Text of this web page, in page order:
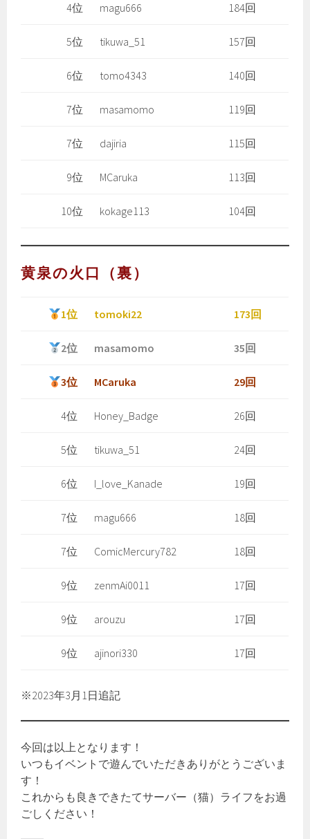
4位 magu666 184回
5位 tikuwa_51 157回
6位 tomo4343 140回
7位 masamomo 119回
7位 dajiria 115回
9位 MCaruka 113回
10位 kokage113 104回
黄泉の火口（裏）
1位 tomoki22 173回
2位 masamomo 35回
3位 MCaruka 29回
4位 Honey_Badge 26回
5位 tikuwa_51 24回
6位 I_love_Kanade 19回
7位 magu666 18回
7位 ComicMercury782 18回
9位 zenmAi0011 17回
9位 arouzu 17回
9位 ajinori330 17回
※2023年3月1日追記
今回は以上となります！
いつもイベントで遊んでいただきありがとうございま
す！
これからも良きできたてサーバー（猫）ライフをお過
ごしください！